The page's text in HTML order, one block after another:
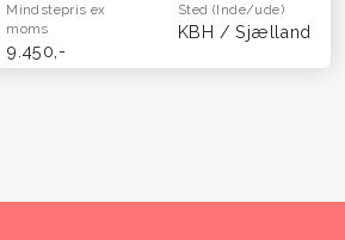
Mindstepris ex
moms
9.450,-
Sted(Inde/ude)
KBH / Sjælland